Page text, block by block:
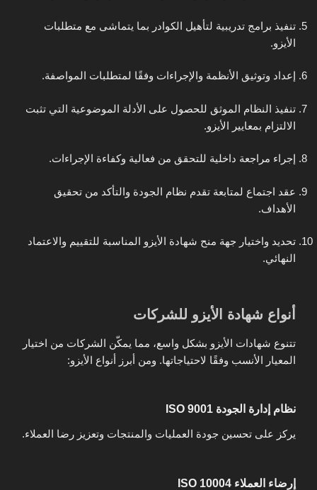
تنفيذ برامج تدريبية لتأهيل الكوادر بما يتماشى مع متطلبات
الأيزو.
إعداد وتوثيق الأنظمة والإجراءات وفقًا لمتطلبات المواصفة.
تنفيذ النظام الموثق للحصول على الأدلة الموضوعية التي تثبت
الالتزام بمعايير الأيزو.
إجراء مراجعة داخلية للتحقق من فعالية وكفاءة الإجراءات.
عقد اجتماع لمتابعة تقدم نظام الجودة والتأكد من تحقيق
الأهداف.
تحديد واختيار جهة منح شهادة الأيزو المناسبة للتقييم والاعتماد
النهائي.
أنواع شهادة الأيزو للشركات
تتنوع شهادات الأيزو بشكل واسع، مما يمكّن الشركات من اختيار
المعيار الأنسب وفقًا لاحتياجاتها. ومن أبرز أنواع الأيزو:
نظام إدارة الجودة ISO 9001
يركز على تحسين جودة العمليات والمنتجات وتعزيز رضا العملاء.
إرضاء العملاء ISO 10004